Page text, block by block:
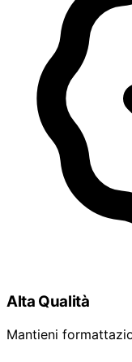
Alta Qualità
Mantieni